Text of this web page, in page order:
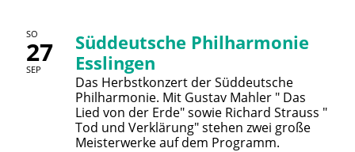
SO
27
SEP
Süddeutsche Philharmonie
Esslingen
Das Herbstkonzert der Süddeutsche
Philharmonie. Mit Gustav Mahler " Das
Lied von der Erde" sowie Richard Strauss "
Tod und Verklärung" stehen zwei große
Meisterwerke auf dem Programm.